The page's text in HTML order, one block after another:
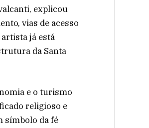
explicou
vias de acesso
artista já está
da Santa
e o turismo
religioso e
símbolo da fé